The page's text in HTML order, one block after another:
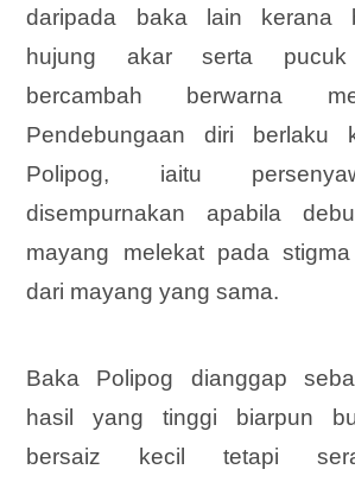
daripada baka lain kerana
hujung akar serta
bercambah berwarna
Pendebungaan diri berlaku
Polipog, iaitu
disempurnakan apabila
mayang melekat pada
dari mayang yang sama.
Baka Polipog dianggap
hasil yang tinggi biarpun
bersaiz kecil tetapi